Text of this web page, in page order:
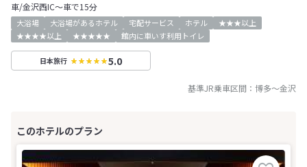
車/金沢西IC～車で15分
大浴場 大浴場があるホテル 宅配サービス ホテル
★★★以上
★★★★以上
★★★★★ 館内に車いす利用トイレ
日本旅行 5.0
基準JR乗車区間： 博多～金沢